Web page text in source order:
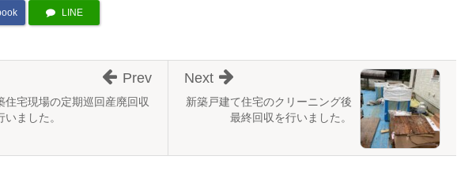
LINE
新築戸建て住宅のクリーニング後
最終回収を行いました。
Next
住宅現場の定期巡回産廃回収
いました。
Prev